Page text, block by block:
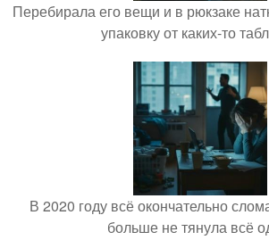
Перебирала его вещи и в рюкзаке
упаковку от каких-то
В 2020 году всё окончательно
больше не тянула всё